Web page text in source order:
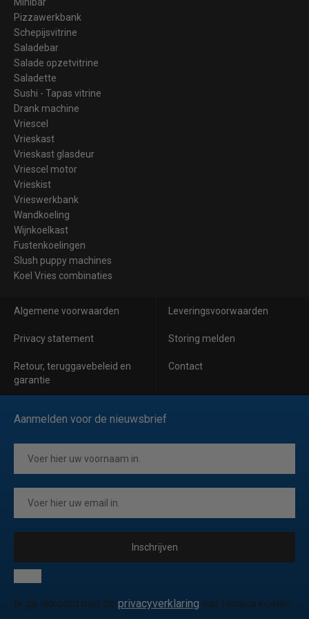
Minibar
Pizzawerkbank
Schepijsvitrine
Saladebar
Salade opzetvitrine
Saladette
Sushi - Tapas vitrine
Drank machine
Vriescel
Vrieskast
Vrieskast glasdeur
Vriescel motor
Vrieskist
Vrieswerkbank
Wandkoeling
Wijnkoelkast
Fustenkoelingen
Slush puppy machines
Koel Vries combinaties
Algemene voorwaarden Leveringsvoorwaarden
Privacy statement Storing melden
Retour, teruggavebeleid en
garantie
Contact
Aanmelden voor de nieuwsbrief
Inschrijven
Ik ga akkoord met de privacyverklaring van Horeca koelen